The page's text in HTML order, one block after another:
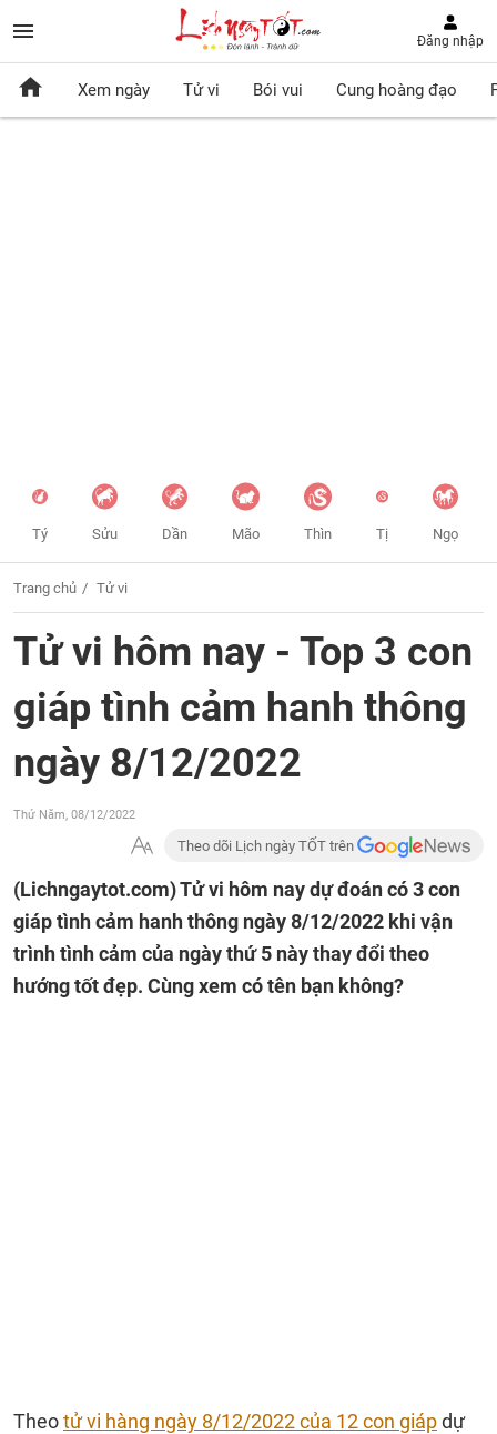
Đăng nhập
Xem ngày Tử vi Bói vui Cung hoàng đạo
Tý Sửu Dần Mão Thìn Tị Ngọ
Trang chủ Tử vi
Tử vi hôm nay - Top 3 con
giáp tình cảm hanh thông
ngày 8/12/2022
Thứ Năm, 08/12/2022
Theo dõi Lịch ngày TỐT trên
(Lichngaytot.com)Tử vi hôm nay dự đoán có 3 con
giáp tình cảm hanh thông ngày 8/12/2022 khi vận
trình tình cảm của ngày thứ 5 này thay đổi theo
hướng tốt đẹp. Cùng xem có tên bạn không?
Theotử vi hàng ngày 8/12/2022 của 12 con giápdự